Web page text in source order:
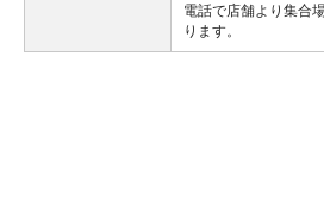
電話で店舗より集合
ります。